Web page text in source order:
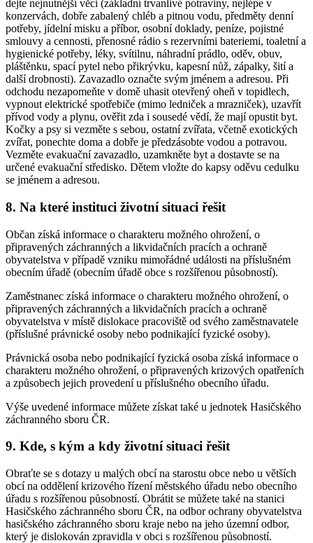
dejte nejnutnější věci (základní trvanlivé potraviny, nejlépe v
konzervách, dobře zabalený chléb a pitnou vodu, předměty denní
potřeby, jídelní misku a příbor, osobní doklady, peníze, pojistné
smlouvy a cennosti, přenosné rádio s rezervními bateriemi, toaletní a
hygienické potřeby, léky, svítilnu, náhradní prádlo, oděv, obuv,
pláštěnku, spací pytel nebo přikrývku, kapesní nůž, zápalky, šití a
další drobnosti). Zavazadlo označte svým jménem a adresou. Při
odchodu nezapomeňte v domě uhasit otevřený oheň v topidlech,
vypnout elektrické spotřebiče (mimo ledniček a mrazniček), uzavřít
přívod vody a plynu, ověřit zda i sousedé vědí, že mají opustit byt.
Kočky a psy si vezměte s sebou, ostatní zvířata, včetně exotických
zvířat, ponechte doma a dobře je předzásobte vodou a potravou.
Vezměte evakuační zavazadlo, uzamkněte byt a dostavte se na
určené evakuační středisko. Dětem vložte do kapsy oděvu cedulku
se jménem a adresou.
8. Na které instituci životní situaci řešit
Občan získá informace o charakteru možného ohrožení, o
připravených záchranných a likvidačních pracích a ochraně
obyvatelstva v případě vzniku mimořádné události na příslušném
obecním úřadě (obecním úřadě obce s rozšířenou působností).
Zaměstnanec získá informace o charakteru možného ohrožení, o
připravených záchranných a likvidačních pracích a ochraně
obyvatelstva v místě dislokace pracoviště od svého zaměstnavatele
(příslušné právnické osoby nebo podnikající fyzické osoby).
Právnická osoba nebo podnikající fyzická osoba získá informace o
charakteru možného ohrožení, o připravených krizových opatřeních
a způsobech jejich provedení u příslušného obecního úřadu.
Výše uvedené informace můžete získat také u jednotek Hasičského
záchranného sboru ČR.
9. Kde, s kým a kdy životní situaci řešit
Obraťte se s dotazy u malých obcí na starostu obce nebo u větších
obcí na oddělení krizového řízení městského úřadu nebo obecního
úřadu s rozšířenou působností. Obrátit se můžete také na stanici
Hasičského záchranného sboru ČR, na odbor ochrany obyvatelstva
hasičského záchranného sboru kraje nebo na jeho územní odbor,
který je dislokován zpravidla v obci s rozšířenou působností.